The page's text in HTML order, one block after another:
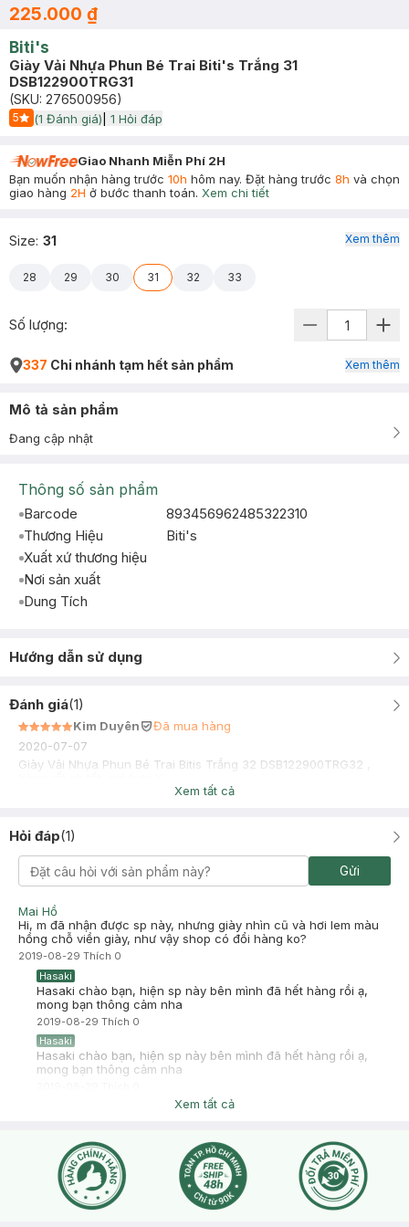
225.000 ₫
Biti's
Giày Vải Nhựa Phun Bé Trai Biti's Trắng 31
DSB122900TRG31
(SKU: 276500956)
5
Start Icon
(1 Đánh giá) 1 Hỏi đáp
Giao Nhanh Miễn Phí 2H
Bạn muốn nhận hàng trước 10h hôm nay. Đặt hàng trước 8h và chọn
giao hàng 2H ở bước thanh toán. Xem chi tiết
Size: 31
28 29 30 31 32 33
Xem thêm
Số lượng:
337 Chi nhánh tạm hết sản phẩm Xem thêm
Mô tả sản phẩm
Đang cập nhật
Thông số sản phẩm
Barcode
893456962485322310
Thương Hiệu
Biti's
Xuất xứ thương hiệu
Nơi sản xuất
Dung Tích
Hướng dẫn sử dụng
Đánh giá(1)
Kim Duyên
Đã mua hàng
2020-07-07
Giày Vải Nhựa Phun Bé Trai Bitis Trắng 32 DSB122900TRG32 ,
Xem tất cả
Hỏi đáp(1)
Gửi
Mai Hồ
Hi, m đã nhận được sp này, nhưng giày nhìn cũ và hơi lem màu
hồng chỗ viền giày, như vậy shop có đổi hàng ko?
2019-08-29 Thích 0
Hasaki
Hasaki chào bạn, hiện sp này bên mình đã hết hàng rồi ạ,
mong bạn thông cảm nha
2019-08-29 Thích 0
Hasaki
Hasaki chào bạn, hiện sp này bên mình đã hết hàng rồi ạ,
mong bạn thông cảm nha
Xem tất cả